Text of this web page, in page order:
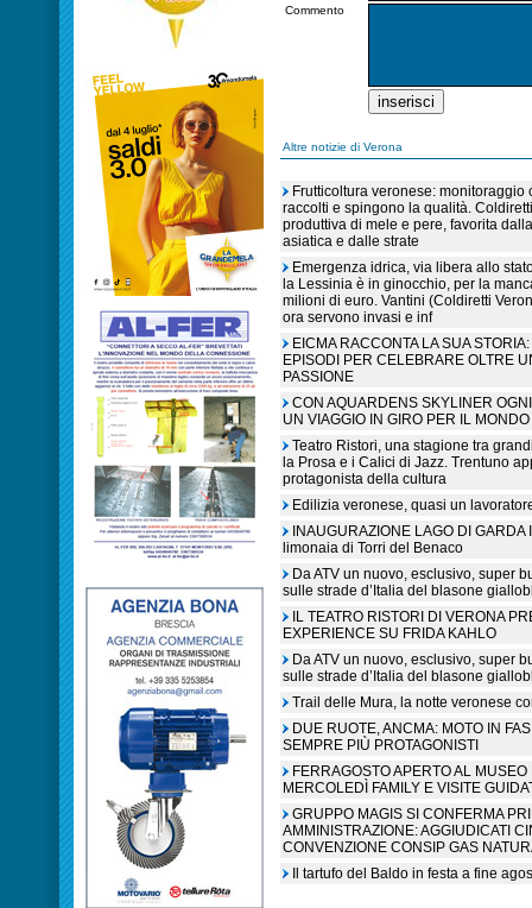
Commento
Altre notizie di Verona
Frutticoltura veronese:
raccolti e spingono la qualità.
produttiva di mele e pere, favorita
asiatica e dalle strate
Emergenza idrica, via libera allo
la Lessinia è in ginocchio, per la
milioni di euro. Vantini (Coldiretti
ora servono invasi e inf
EICMA RACCONTA LA SUA
EPISODI PER CELEBRARE OLTRE
PASSIONE
CON AQUARDENS SKYLINER
UN VIAGGIO IN GIRO PER IL MONDO
Teatro Ristori, una stagione tra
la Prosa e i Calici di Jazz. Trentuno
protagonista della cultura
Edilizia veronese, quasi un
INAUGURAZIONE LAGO DI
limonaia di Torri del Benaco
Da ATV un nuovo, esclusivo, super
sulle strade d’Italia del blasone
IL TEATRO RISTORI DI VERONA
EXPERIENCE SU FRIDA KAHLO
Da ATV un nuovo, esclusivo, super
sulle strade d’Italia del blasone
Trail delle Mura, la notte veronese
DUE RUOTE, ANCMA: MOTO IN
SEMPRE PIÙ PROTAGONISTI
FERRAGOSTO APERTO AL
MERCOLEDÌ FAMILY E VISITE
GRUPPO MAGIS SI CONFERMA
AMMINISTRAZIONE: AGGIUDICATI
CONVENZIONE CONSIP GAS
Il tartufo del Baldo in festa a fine